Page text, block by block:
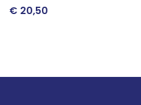
€ 20,50